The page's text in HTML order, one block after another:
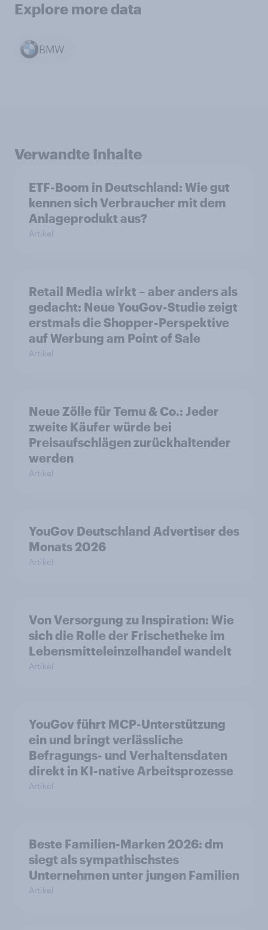
Explore more data
BMW
Verwandte Inhalte
ETF-Boom in Deutschland: Wie gut
kennen sich Verbraucher mit dem
Anlageprodukt aus?
Artikel
Retail Media wirkt – aber anders als
gedacht: Neue YouGov-Studie zeigt
erstmals die Shopper-Perspektive
auf Werbung am Point of Sale
Artikel
Neue Zölle für Temu & Co.: Jeder
zweite Käufer würde bei
Preisaufschlägen zurückhaltender
werden
Artikel
YouGov Deutschland Advertiser des
Monats 2026
Artikel
Von Versorgung zu Inspiration: Wie
sich die Rolle der Frischetheke im
Lebensmitteleinzelhandel wandelt
Artikel
YouGov führt MCP-Unterstützung
ein und bringt verlässliche
Befragungs- und Verhaltensdaten
direkt in KI-native Arbeitsprozesse
Artikel
Beste Familien-Marken 2026: dm
siegt als sympathischstes
Unternehmen unter jungen Familien
Artikel